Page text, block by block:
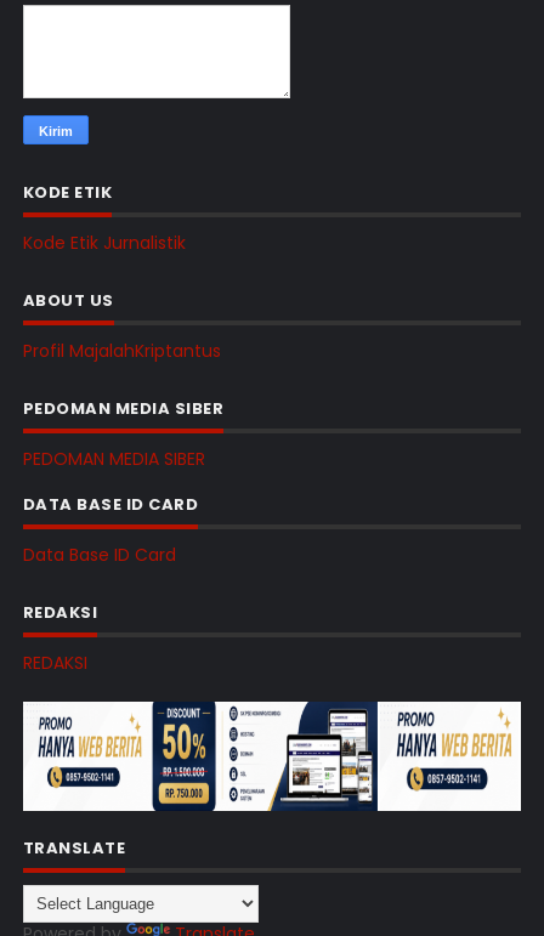
KODE ETIK
Kode Etik Jurnalistik
ABOUT US
Profil MajalahKriptantus
PEDOMAN MEDIA SIBER
PEDOMAN MEDIA SIBER
DATA BASE ID CARD
Data Base ID Card
REDAKSI
REDAKSI
TRANSLATE